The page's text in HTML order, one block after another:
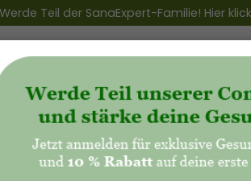
Werde Teil der SanaExpert-Familie! Hier
Club